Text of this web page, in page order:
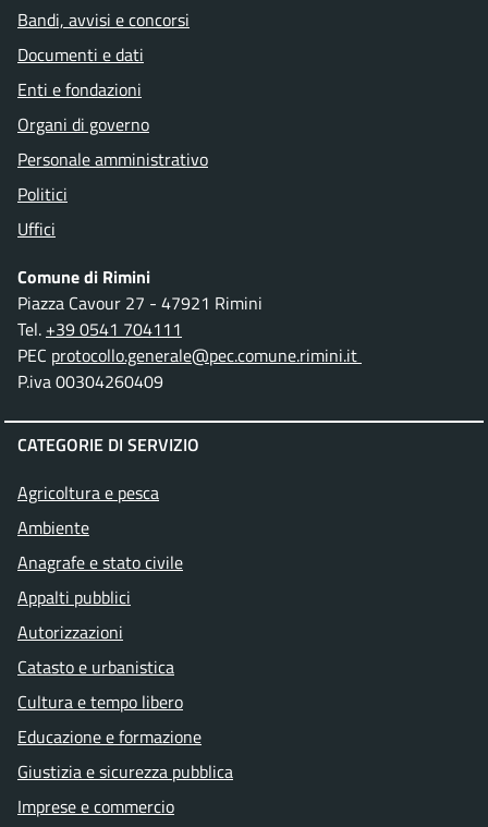
Bandi, avvisi e concorsi
Documenti e dati
Enti e fondazioni
Organi di governo
Personale amministrativo
Politici
Uffici
Comune di Rimini
Piazza Cavour 27 - 47921 Rimini
Tel. +39 0541 704111
PEC protocollo.generale@pec.comune.rimini.it
P.iva 00304260409
CATEGORIE DI SERVIZIO
Agricoltura e pesca
Ambiente
Anagrafe e stato civile
Appalti pubblici
Autorizzazioni
Catasto e urbanistica
Cultura e tempo libero
Educazione e formazione
Giustizia e sicurezza pubblica
Imprese e commercio